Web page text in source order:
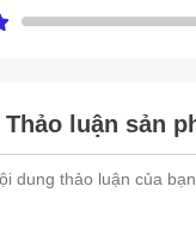
Thảo luận sản